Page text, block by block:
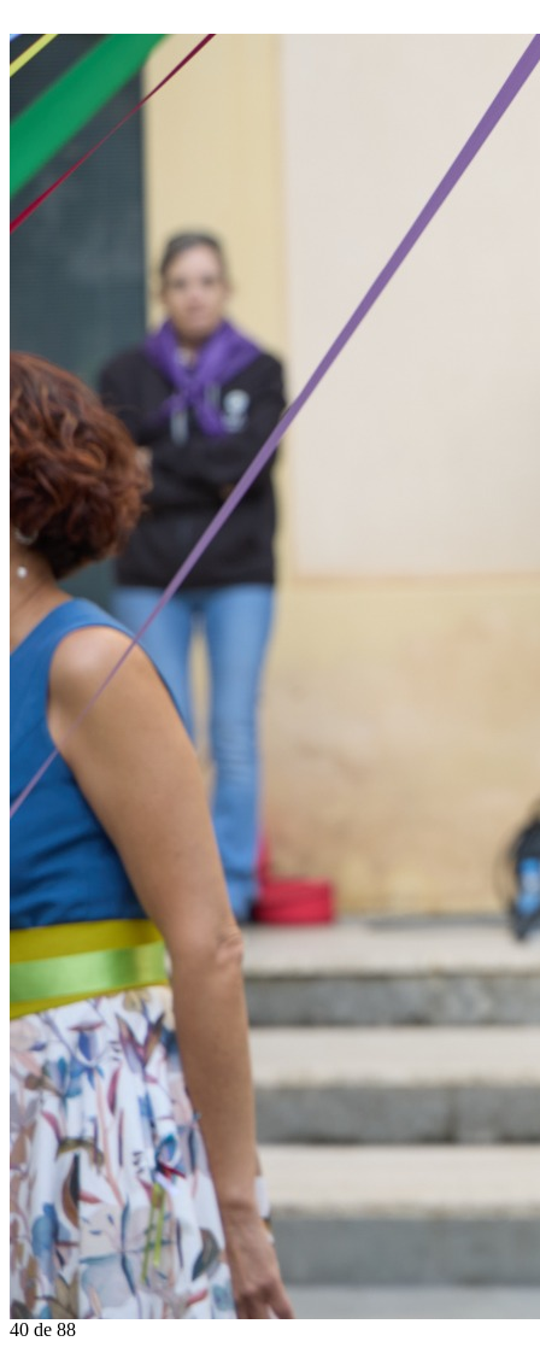
40 de 88